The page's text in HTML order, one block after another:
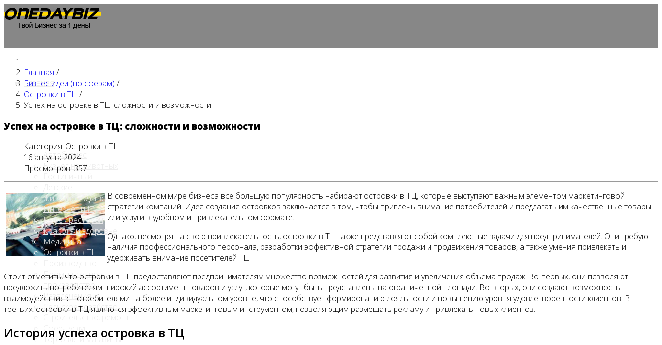
Главная
Бизнес идеи (по сферам)
Автобизнес
Бизнес на животных
Гостиничный
Животноводство
Интернет и IT
Кафе / ресторан
Красота и здоровье
Медицина
Островки в ТЦ
Промышленное
производство
Развлечения
Сельское хозяйство
Строительство, ремонт
Сфера услуг
Торговля и магазины
Главная /
Бизнес идеи (по сферам) /
Островки в ТЦ/
Успех на островке в ТЦ: сложности и возможности
Успех на островке в ТЦ: сложности и возможности
Категория: Островки в ТЦ
16 августа 2024
Просмотров: 357
В современном мире бизнеса все большую популярность набирают островки в ТЦ, которые выступают важным элементом маркетинговой
стратегии компаний. Идея создания островков заключается в том, чтобы привлечь внимание потребителей и предлагать им качественные товары
или услуги в удобном и привлекательном формате.
Однако, несмотря на свою привлекательность, островки в ТЦ также представляют собой комплексные задачи для предпринимателей. Они требуют
наличия профессионального персонала, разработки эффективной стратегии продажи и продвижения товаров, а также умения привлекать и
удерживать внимание посетителей ТЦ.
Стоит отметить, что островки в ТЦ предоставляют предпринимателям множество возможностей для развития и увеличения объема продаж. Во-первых, они позволяют
предложить потребителям широкий ассортимент товаров и услуг, которые могут быть представлены на ограниченной площади. Во-вторых, они создают возможность
взаимодействия с потребителями на более индивидуальном уровне, что способствует формированию лояльности и повышению уровня удовлетворенности клиентов. В-
третьих, островки в ТЦ являются эффективным маркетинговым инструментом, позволяющим размещать рекламу и привлекать новых клиентов.
История успеха островка в ТЦ